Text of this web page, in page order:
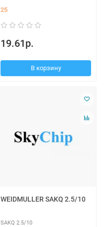
25
19.61р.
В корзину
WEIDMULLER SAKQ 2.5/10
SAKQ 2.5/10